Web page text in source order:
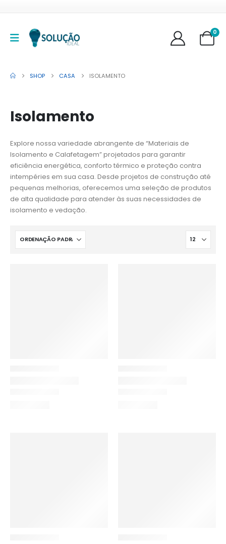
0
SHOP CASA ISOLAMENTO
Isolamento
Explore nossa variedade abrangente de “Materiais de
Isolamento e Calafetagem” projetados para garantir
eficiência energética, conforto térmico e proteção contra
intempéries em sua casa. Desde projetos de construção até
pequenas melhorias, oferecemos uma seleção de produtos
de alta qualidade para atender às suas necessidades de
isolamento e vedação.